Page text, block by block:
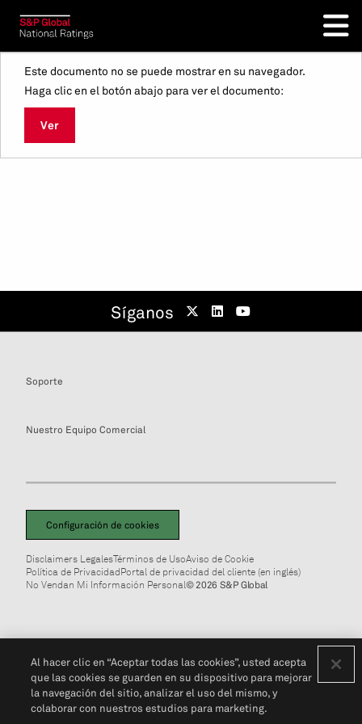
Este documento no se puede mostrar en su navegador.
Haga clic en el botón abajo para ver el documento:
Ver
Síganos
Soporte
Nuestro Equipo Comercial
Configuración de cookies
Disclaimers LegalesTérminos de UsoAviso de Cookie
Política de PrivacidadPortal de privacidad del cliente (en inglés)
No Vendan Mi Información Personal© 2026 S&P Global
Al hacer clic en “Aceptar todas las cookies”, usted acepta
que las cookies se guarden en su dispositivo para mejorar
la navegación del sitio, analizar el uso del mismo, y
colaborar con nuestros estudios para marketing.